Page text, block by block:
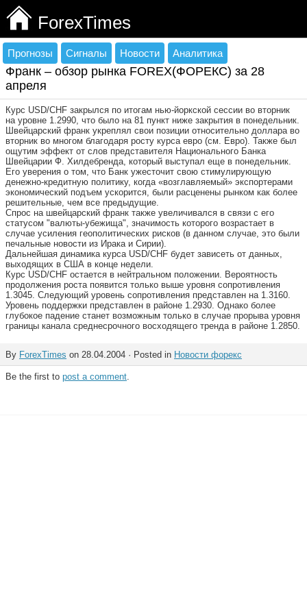
ForexTimes
Прогнозы Сигналы Новости Аналитика
Франк – обзор рынка FOREX(ФОРЕКС) за 28
апреля
Курс USD/CHF закрылся по итогам нью-йоркской сессии во вторник
на уровне 1.2990, что было на 81 пункт ниже закрытия в понедельник.
Швейцарский франк укреплял свои позиции относительно доллара во
вторник во многом благодаря росту курса евро (см. Евро). Также был
ощутим эффект от слов представителя Национального Банка
Швейцарии Ф. Хилдебренда, который выступал еще в понедельник.
Его уверения о том, что Банк ужесточит свою стимулирующую
денежно-кредитную политику, когда «возглавляемый» экспортерами
экономический подъем ускорится, были расценены рынком как более
решительные, чем все предыдущие.
Спрос на швейцарский франк также увеличивался в связи с его
статусом "валюты-убежища", значимость которого возрастает в
случае усиления геополитических рисков (в данном случае, это были
печальные новости из Ирака и Сирии).
Дальнейшая динамика курса USD/CHF будет зависеть от данных,
выходящих в США в конце недели.
Курс USD/CHF остается в нейтральном положении. Вероятность
продолжения роста появится только выше уровня сопротивления
1.3045. Следующий уровень сопротивления представлен на 1.3160.
Уровень поддержки представлен в районе 1.2930. Однако более
глубокое падение станет возможным только в случае прорыва уровня
границы канала среднесрочного восходящего тренда в районе 1.2850.
By ForexTimes on 28.04.2004 · Posted in Новости форекс
Be the first to post a comment.